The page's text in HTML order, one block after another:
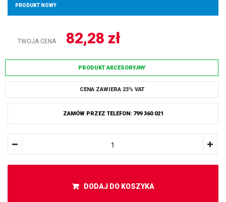
PRODUKT NOWY
TWOJA CENA 82,28 zł
PRODUKT AKCESORYJNY
CENA ZAWIERA 23% VAT
ZAMÓW PRZEZ TELEFON: 799 360 021
DODAJ DO KOSZYKA